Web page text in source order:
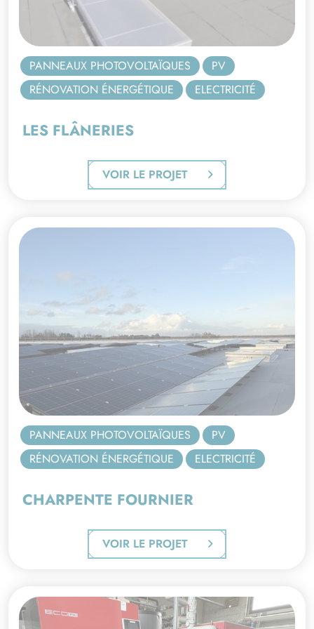
PANNEAUX PHOTOVOLTAÏQUES
PV
RÉNOVATION ÉNERGÉTIQUE
ELECTRICITÉ
LES FLÂNERIES
VOIR LE PROJET
PANNEAUX PHOTOVOLTAÏQUES
PV
RÉNOVATION ÉNERGÉTIQUE
ELECTRICITÉ
CHARPENTE FOURNIER
VOIR LE PROJET